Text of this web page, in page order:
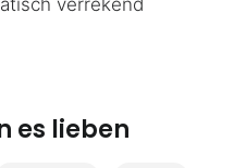
es lieben